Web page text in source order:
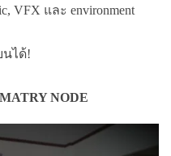
VFX และ environment
นได้!
NODE